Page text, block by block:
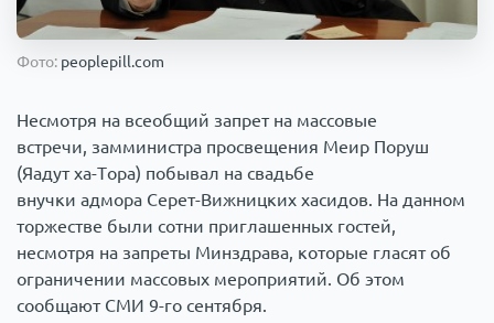
Происшествия 1000 мелочей
Фото: peoplepill.com
Несмотря на всеобщий запрет на массовые
встречи, замминистра просвещения Меир Поруш
(Яадут ха-Тора) побывал на свадьбе
внучки адмора Серет-Вижницких хасидов. На данном
торжестве были сотни приглашенных гостей,
несмотря на запреты Минздрава, которые гласят об
ограничении массовых мероприятий. Об этом
сообщают СМИ 9-го сентября.